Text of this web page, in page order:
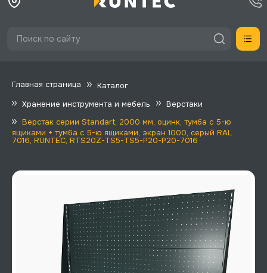
Главная страница
Каталог
Хранение инструмента и мебель
Верстаки
Верстак серии Standart, 2000 мм, оцинк, тумба с 5-ю
ящиками + тумба с 5-ю ящиками, экран 1000, серый RAL
7016, RUNTEC, RTS20Z-TS5-TS5-P20-P20-7016